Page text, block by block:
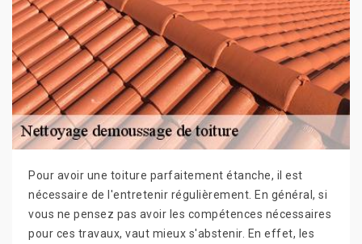
Pour avoir une toiture parfaitement étanche, il est
nécessaire de l'entretenir régulièrement. En général, si
vous ne pensez pas avoir les compétences nécessaires
pour ces travaux, vaut mieux s'abstenir. En effet, les